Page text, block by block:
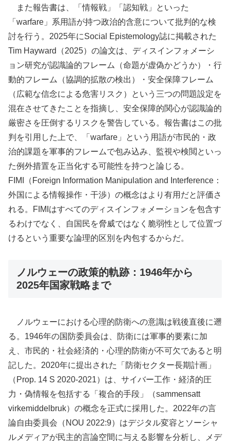
また報告書は、「情報戦」「認知戦」といった
「warfare」系用語が持つ政治的含意について批判的な検
討を行う。2025年にSocial Epistemology誌に掲載された
Tim Hayward（2025）の論文は、ディスインフォメーシ
ョン研究が認識論的フレーム（命題が虚偽かどうか）・行
動的フレーム（協調的拡散の検出）・安全保障フレーム
（広範な信念による危害リスク）という三つの問題設定を
混在させてきたことを指摘し、安全保障的関心が認識論的
厳密さを圧倒するリスクを警告している。報告書はこの批
判を引用した上で、「warfare」という用語が市民的・政
治的課題を軍事的フレームで包み込み、監視や検閲といっ
た例外措置を正当化する可能性を持つと論じる。
FIMI（Foreign Information Manipulation and Interference：
外国による情報操作・干渉）の概念はより有用だと評価さ
れる。FIMIはすべてのディスインフォメーションを包含す
るわけでなく、自国民を脅威ではなく脆弱性として位置づ
けるという重要な論理的区別を内包するからだ。
ノルウェーの政策的軌跡：1946年から
2025年国家戦略まで
ノルウェーにおける心理的防衛への意識は戦後直後に遡
る。1946年の国防委員会は、防衛には軍事的要素に加
え、市民的・社会経済的・心理的防衛が不可欠であると明
記した。2020年に提出された「防衛セクター長期計画」
（Prop. 14 S 2020-2021）は、サイバー工作・経済的圧
力・偽情報を包括する「複合的手段」（sammensatt
virkemiddelbruk）の概念を正式に採用した。2022年の言
論自由委員会（NOU 2022:9）はデジタル変容とソーシャ
ルメディアが民主的言論空間に与える影響を分析し、メデ